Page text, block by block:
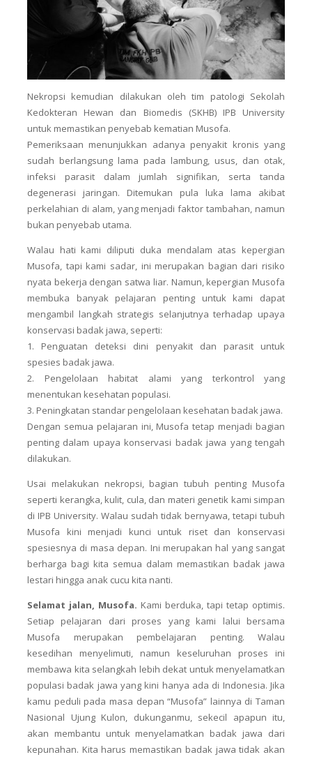
Nekropsi kemudian dilakukan oleh tim patologi Sekolah
Kedokteran Hewan dan Biomedis (SKHB) IPB University
untuk memastikan penyebab kematian Musofa.
Pemeriksaan menunjukkan adanya penyakit kronis yang
sudah berlangsung lama pada lambung, usus, dan otak,
infeksi parasit dalam jumlah signifikan, serta tanda
degenerasi jaringan. Ditemukan pula luka lama akibat
perkelahian di alam, yang menjadi faktor tambahan, namun
bukan penyebab utama.
Walau hati kami diliputi duka mendalam atas kepergian
Musofa, tapi kami sadar, ini merupakan bagian dari risiko
nyata bekerja dengan satwa liar. Namun, kepergian Musofa
membuka banyak pelajaran penting untuk kami dapat
mengambil langkah strategis selanjutnya terhadap upaya
konservasi badak jawa, seperti:
1. Penguatan deteksi dini penyakit dan parasit untuk
spesies badak jawa.
2. Pengelolaan habitat alami yang terkontrol yang
menentukan kesehatan populasi.
3. Peningkatan standar pengelolaan kesehatan badak jawa.
Dengan semua pelajaran ini, Musofa tetap menjadi bagian
penting dalam upaya konservasi badak jawa yang tengah
dilakukan.
Usai melakukan nekropsi, bagian tubuh penting Musofa
seperti kerangka, kulit, cula, dan materi genetik kami simpan
di IPB University. Walau sudah tidak bernyawa, tetapi tubuh
Musofa kini menjadi kunci untuk riset dan konservasi
spesiesnya di masa depan. Ini merupakan hal yang sangat
berharga bagi kita semua dalam memastikan badak jawa
lestari hingga anak cucu kita nanti.
Selamat jalan, Musofa. Kami berduka, tapi tetap optimis.
Setiap pelajaran dari proses yang kami lalui bersama
Musofa merupakan pembelajaran penting. Walau
kesedihan menyelimuti, namun keseluruhan proses ini
membawa kita selangkah lebih dekat untuk menyelamatkan
populasi badak jawa yang kini hanya ada di Indonesia. Jika
kamu peduli pada masa depan “Musofa” lainnya di Taman
Nasional Ujung Kulon, dukunganmu, sekecil apapun itu,
akan membantu untuk menyelamatkan badak jawa dari
kepunahan. Kita harus memastikan badak jawa tidak akan